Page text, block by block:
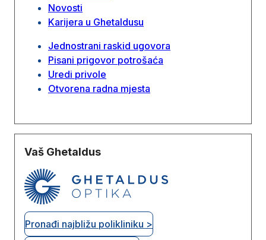
Novosti
Karijera u Ghetaldusu
Jednostrani raskid ugovora
Pisani prigovor potrošaća
Uredi privole
Otvorena radna mjesta
Vaš Ghetaldus
Pronađi najbližu polikliniku >